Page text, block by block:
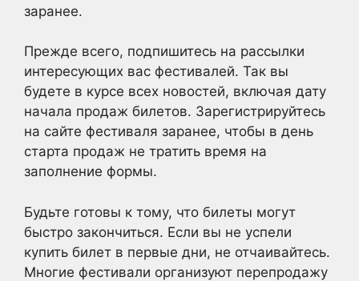
заранее.
Прежде всего, подпишитесь на рассылки
интересующих вас фестивалей. Так вы
будете в курсе всех новостей, включая дату
начала продаж билетов. Зарегистрируйтесь
на сайте фестиваля заранее, чтобы в день
старта продаж не тратить время на
заполнение формы.
Будьте готовы к тому, что билеты могут
быстро закончиться. Если вы не успели
купить билет в первые дни, не отчаивайтесь.
Многие фестивали организуют перепродажу